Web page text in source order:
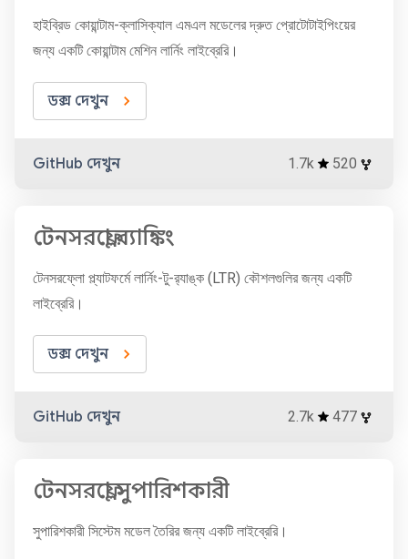
হাইব্রিড কোয়ান্টাম-ক্লাসিক্যাল এমএল মডেলের দ্রুত প্রোটোটাইপিংয়ের
জন্য একটি কোয়ান্টাম মেশিন লার্নিং লাইব্রেরি।
ডক্স দেখুন
GitHub দেখুন 1.7k 520
টেনসরফ্লো র‍্যাঙ্কিং
টেনসরফ্লো প্ল্যাটফর্মে লার্নিং-টু-র‍্যাঙ্ক (LTR) কৌশলগুলির জন্য একটি
লাইব্রেরি।
ডক্স দেখুন
GitHub দেখুন 2.7k 477
টেনসরফ্লো সুপারিশকারী
সুপারিশকারী সিস্টেম মডেল তৈরির জন্য একটি লাইব্রেরি।